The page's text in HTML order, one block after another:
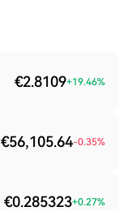
€2.8109+19.46%
€56,105.64-0.35%
€0.285323+0.27%